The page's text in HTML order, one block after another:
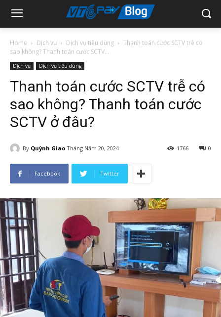
Home Dịch vụ Dịch vụ tiêu dùng
Thanh toán cước SCTV trễ có
sao không? Thanh toán cước SCTV...
Dịch vụ Dịch vụ tiêu dùng
Thanh toán cước SCTV trễ có
sao không? Thanh toán cước
SCTV ở đâu?
By Quỳnh Giao Tháng Năm 20, 2024 0
1766
Facebook Twitter